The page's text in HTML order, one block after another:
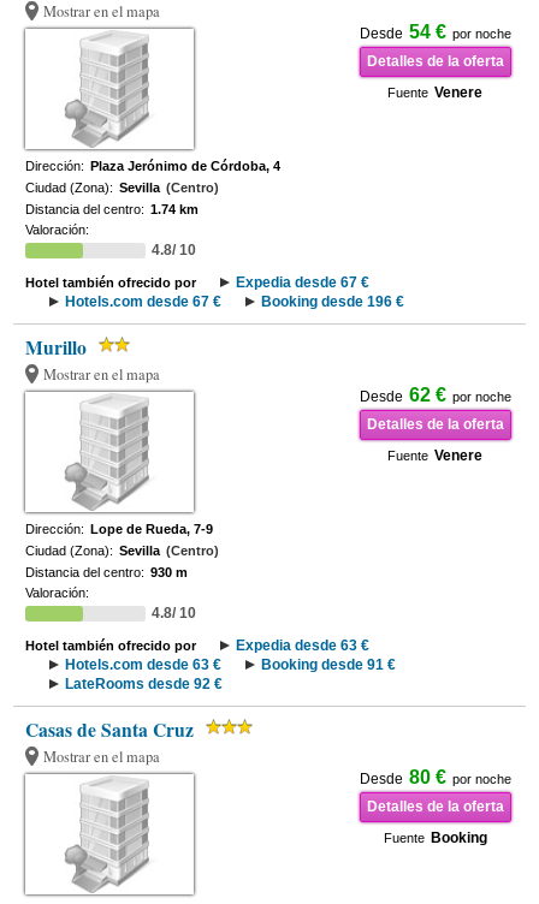
Mostrar en el mapa
Desde 54 € por noche
Detalles de la oferta
Fuente Venere
Dirección: Plaza Jerónimo de Córdoba, 4
Ciudad (Zona): Sevilla (Centro)
Distancia del centro: 1.74 km
Valoración:
4.8/ 10
Hotel también ofrecido por
Expedia desde 67 €
Hotels.com desde 67 €
Booking desde 196 €
Murillo
Mostrar en el mapa
Desde 62 € por noche
Detalles de la oferta
Fuente Venere
Dirección: Lope de Rueda, 7-9
Ciudad (Zona): Sevilla (Centro)
Distancia del centro: 930 m
Valoración:
4.8/ 10
Hotel también ofrecido por
Expedia desde 63 €
Hotels.com desde 63 €
Booking desde 91 €
LateRooms desde 92 €
Casas de Santa Cruz
Mostrar en el mapa
Desde 80 € por noche
Detalles de la oferta
Fuente Booking